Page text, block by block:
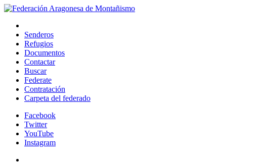
Senderos
Refugios
Documentos
Contactar
Buscar
Federate
Contratación
Carpeta del federado
Facebook
Twitter
YouTube
Instagram